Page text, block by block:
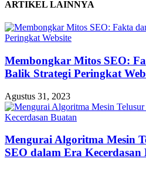
ARTIKEL LAINNYA
Membongkar Mitos SEO:
Balik Strategi Peringkat
Agustus 31, 2023
Mengurai Algoritma Mesin
SEO dalam Era Kecerdasan